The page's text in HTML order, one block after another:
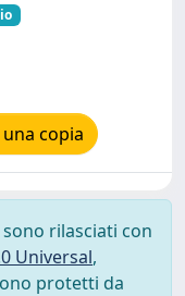
copia
rilasciati con
Universal,
protetti da